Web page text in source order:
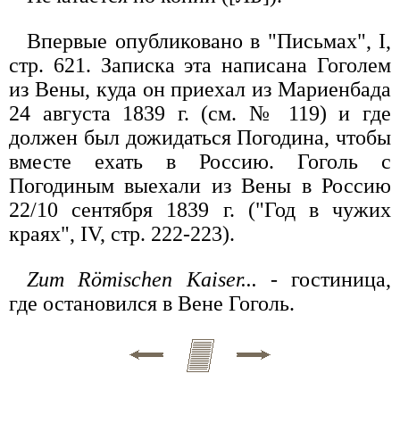
Впервые опубликовано в "Письмах", I,
стр. 621. Записка эта написана Гоголем
из Вены, куда он приехал из Мариенбада
24 августа 1839 г. (см. № 119) и где
должен был дожидаться Погодина, чтобы
вместе ехать в Россию. Гоголь с
Погодиным выехали из Вены в Россию
22/10 сентября 1839 г. ("Год в чужих
краях", IV, стр. 222-223).
Zum Römischen Kaiser... - гостиница,
где остановился в Вене Гоголь.